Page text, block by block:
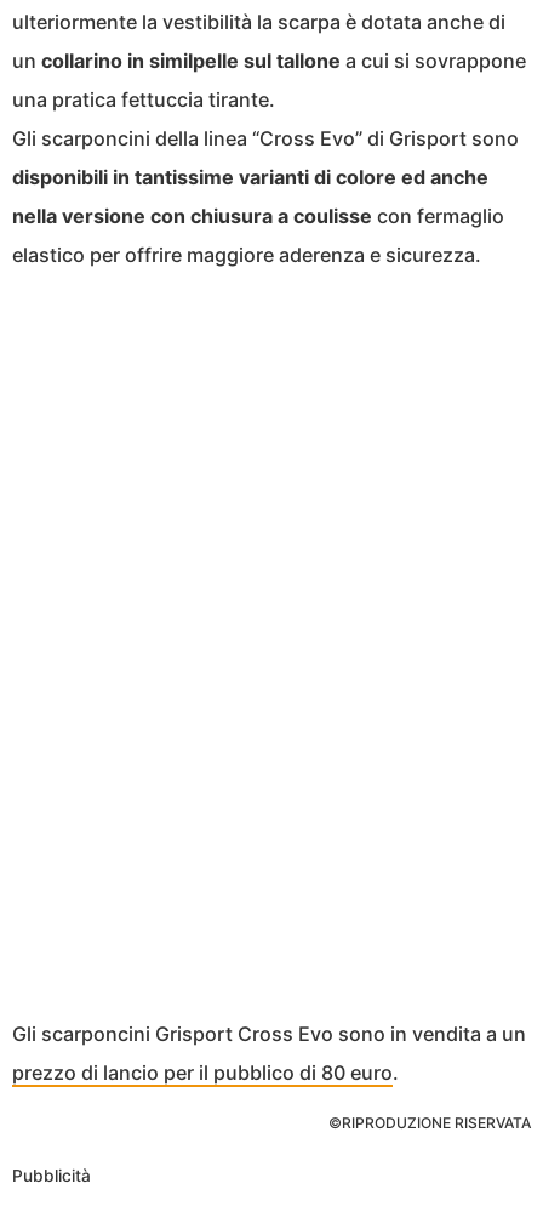
ulteriormente la vestibilità la scarpa è dotata anche di
un collarino in similpelle sul tallone a cui si sovrappone
una pratica fettuccia tirante.
Gli scarponcini della linea “Cross Evo” di Grisport sono
disponibili in tantissime varianti di colore ed anche
nella versione con chiusura a coulisse con fermaglio
elastico per offrire maggiore aderenza e sicurezza.
Gli scarponcini Grisport Cross Evo sono in vendita a un
prezzo di lancio per il pubblico di 80 euro.
©RIPRODUZIONE RISERVATA
Pubblicità